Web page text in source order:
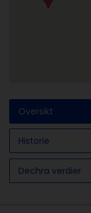
Oversikt
Historie
Dechra verdier